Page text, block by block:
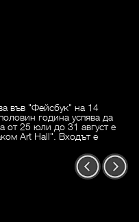
във "Фейсбук" на 14
година успява да
от 25 юли до 31 август е
Art Hall". Входът е